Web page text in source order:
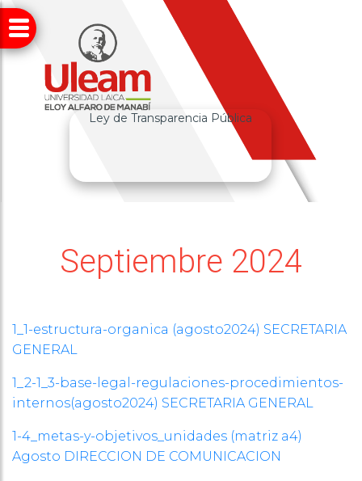
Ley de Transparencia Pública
Septiembre 2024
1_1-estructura-organica (agosto2024) SECRETARIA
GENERAL
1_2-1_3-base-legal-regulaciones-procedimientos-
internos(agosto2024) SECRETARIA GENERAL
1-4_metas-y-objetivos_unidades (matriz a4)
Agosto DIRECCION DE COMUNICACION